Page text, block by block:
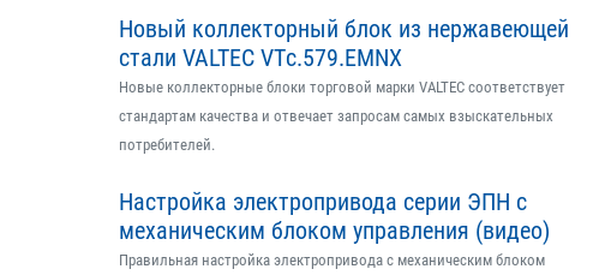
Новый коллекторный блок из нержавеющей
стали VALTEC VTс.579.EMNX
Новые коллекторные блоки торговой марки VALTEC соответствует
стандартам качества и отвечает запросам самых взыскательных
потребителей.
Настройка электропривода серии ЭПН с
механическим блоком управления (видео)
Правильная настройка электропривода с механическим блоком